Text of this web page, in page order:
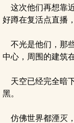
这次他们再想靠
好蹲在复活点直播
不光是他们，那
中心，周围的建筑
天空已经完全暗
黑。
仿佛世界都湮灭